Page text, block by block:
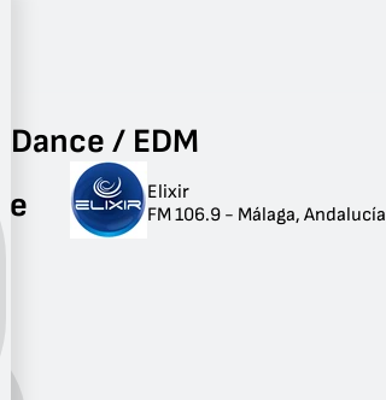
Dance / EDM
Elixir
FM 106.9 - Málaga, Andalucía